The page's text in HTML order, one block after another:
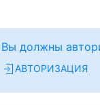
Вы должны
АВТОРИЗАЦИЯ